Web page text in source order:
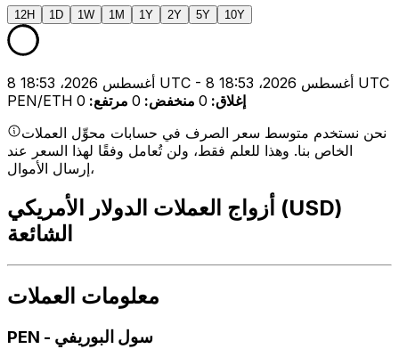
12H 1D 1W 1M 1Y 2Y 5Y 10Y
8 أغسطس 2026، 18:53 UTC - 8 أغسطس 2026، 18:53 UTC
PEN/ETH
إغلاق:
0 منخفض:
0 مرتفع:
0
نحن نستخدم متوسط سعر الصرف في حسابات محوِّل العملات
الخاص بنا. وهذا للعلم فقط، ولن تُعامل وفقًا لهذا السعر عند
إرسال الأموال،
أزواج العملات الدولار الأمريكي (USD)
الشائعة
معلومات العملات
PEN - سول البوريفي